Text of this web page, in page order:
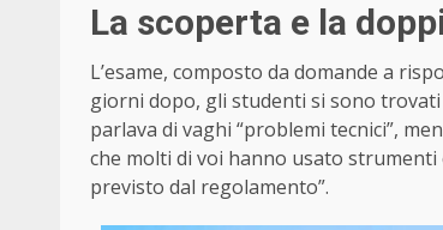
La scoperta e la
L’esame, composto da domande a
giorni dopo, gli studenti si sono
parlava di vaghi “problemi tecnici”,
che molti di voi hanno usato strumenti
previsto dal regolamento”.